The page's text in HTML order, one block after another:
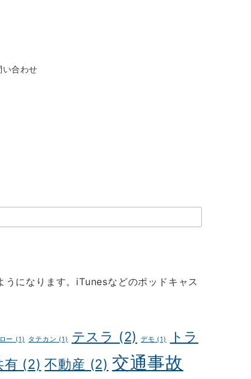
い合わせ
になります。iTunesなどのポッドキャス
ー (1) タテカン (1) テスラ (2) デモ (1)
トラ
有 (2) 不動産 (2) 交通事故